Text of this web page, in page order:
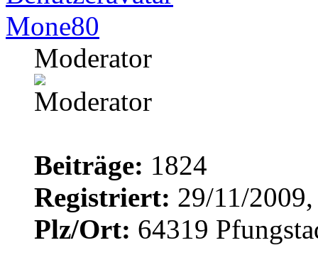
Mone80
Moderator
Beiträge: 1824
Registriert: 29/11/
Plz/Ort: 64319